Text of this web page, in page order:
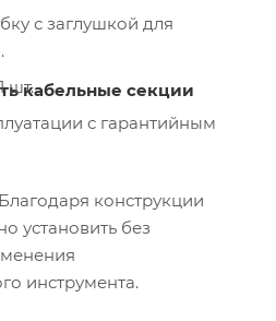
с заглушкой для
шт.
с гарантийным
кабельные секции
конструкции
установить без
инструмента.